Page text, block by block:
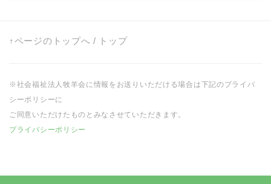
↑ページのトップへ / トップ
※社会福祉法人牧羊会に情報をお送りいただける場合は下記のプライバ
シーポリシーに
ご同意いただけたものとみなさせていただきます。
プライバシーポリシー